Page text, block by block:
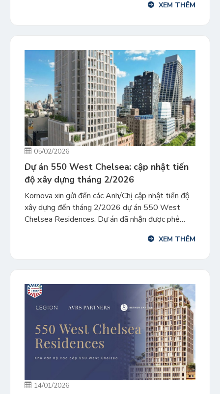
của vốn vay EB-5 chính thức bắt đầu từ ngàyXEM THÊM
05/02/2026
Dự án 550 West Chelsea: cập nhật tiến
độ xây dựng tháng 2/2026
Kornova xin gửi đến các Anh/Chị cập nhật tiến độ
xây dựng đến tháng 2/2026 dự án 550 West
Chelsea Residences. Dự án đã nhận được phê
khai xây dựng hiện ổn định, các hạng mục kết cấu
XEM THÊM
14/01/2026